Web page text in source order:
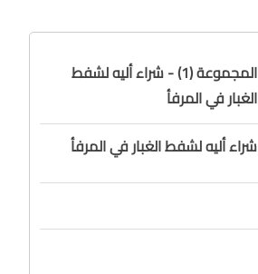
المجموعة (1) - شراء أليه لشفط
الغبار في المرفأ
شراء أليه لشفط الغبار في المرفأ